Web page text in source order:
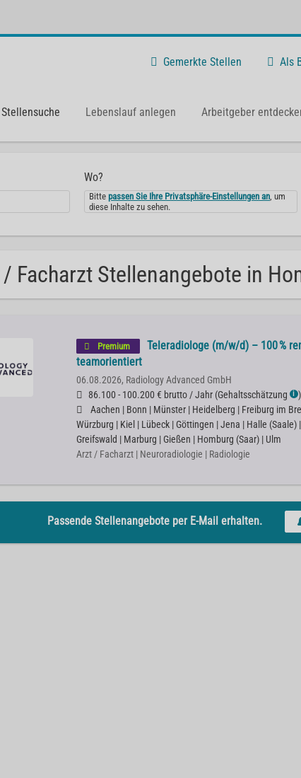
Gemerkte Stellen Als
Stellensuche Lebenslauf anlegen Arbeitgeber
Wo?
Bittepassen Sie Ihre Privatsphäre-Einstellungen an, um
diese Inhalte zu sehen.
Facharzt Stellenangebote in
Premium
Teleradiologe (m/w/d) – 100 %
teamorientiert
06.08.2026, Radiology Advanced GmbH
86.100 - 100.200 € brutto / Jahr (Gehaltsschätzung ℹ )
Aachen | Bonn | Münster | Heidelberg | Freiburg im
Würzburg | Kiel | Lübeck | Göttingen | Jena | Halle (Saale)
Greifswald | Marburg | Gießen | Homburg (Saar) | Ulm
Arzt / Facharzt | Neuroradiologie | Radiologie
Passende Stellenangebote per E-Mail erhalten.